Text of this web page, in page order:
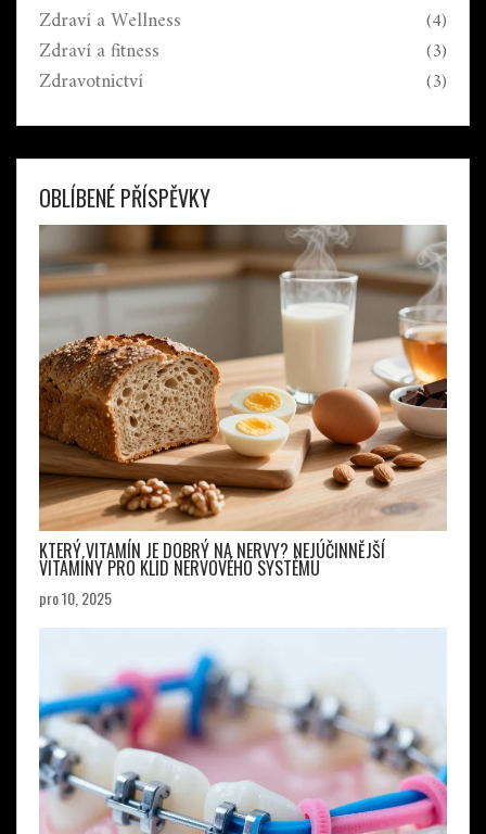
Zdraví a Wellness (4)
Zdraví a fitness (3)
Zdravotnictví (3)
OBLÍBENÉ PŘÍSPĚVKY
KTERÝ VITAMÍN JE DOBRÝ NA NERVY? NEJÚČINNĚJŠÍ
VITAMÍNY PRO KLID NERVOVÉHO SYSTÉMU
pro 10, 2025